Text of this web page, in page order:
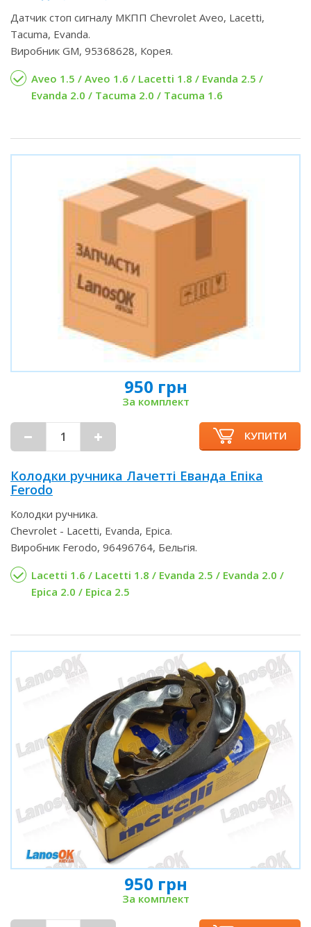
Датчик стоп сигналу МКПП Chevrolet Aveo, Lacetti,
Tacuma, Evanda.
Виробник GM, 95368628, Корея.
Aveo 1.5 / Aveo 1.6 / Lacetti 1.8 / Evanda 2.5 /
Evanda 2.0 / Tacuma 2.0 / Tacuma 1.6
950 грн
За комплект
КУПИТИ
Колодки ручника Лачетті Еванда Епіка
Ferodo
Колодки ручника.
Chevrolet - Lacetti, Evanda, Epica.
Виробник Ferodo, 96496764, Бельгія.
Lacetti 1.6 / Lacetti 1.8 / Evanda 2.5 / Evanda 2.0 /
Epica 2.0 / Epica 2.5
950 грн
За комплект